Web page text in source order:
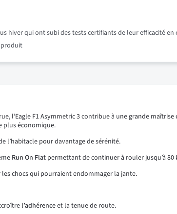
hiver qui ont subi des tests certifiants de leur efficacité
produit
l’Eagle F1 Asymmetric 3 contribue à une grande
plus économique.
l’habitacle pour davantage de sérénité.
Run On Flat permettant de continuer à rouler jusqu’à
chocs qui pourraient endommager la jante.
l’adhérenceet la tenue de route.